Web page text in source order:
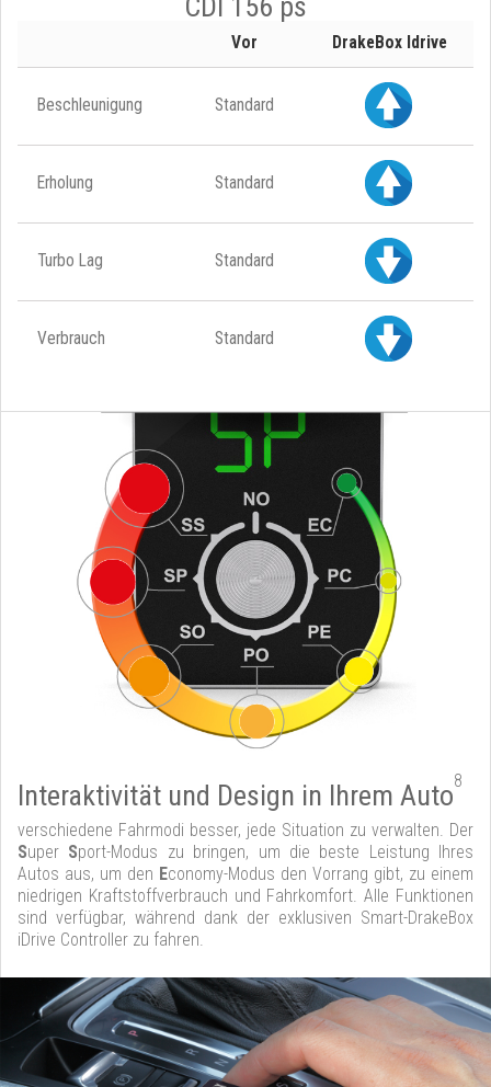
Vor DrakeBox Idrive
Beschleunigung Standard
Erholung Standard
Turbo Lag Standard
Verbrauch Standard
Interaktivität und Design in Ihrem Auto8
verschiedene Fahrmodi besser, jede Situation zu verwalten. Der
Super Sport-Modus zu bringen, um die beste Leistung Ihres
Autos aus, um den Economy-Modus den Vorrang gibt, zu einem
niedrigen Kraftstoffverbrauch und Fahrkomfort. Alle Funktionen
sind verfügbar, während dank der exklusiven Smart-DrakeBox
iDrive Controller zu fahren.